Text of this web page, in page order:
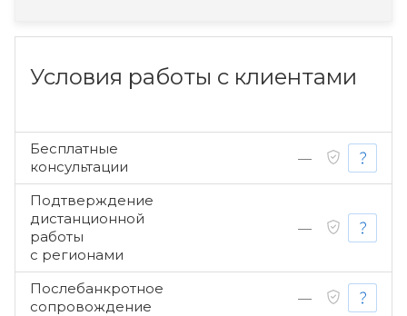
Условия работы с клиентами
Бесплатные
консультации
—
Подтверждение
дистанционной
работы
с регионами
—
Послебанкротное
сопровождение
—